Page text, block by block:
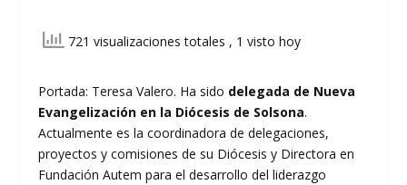
721 visualizaciones totales , 1 visto hoy
Portada: Teresa Valero. Ha sido delegada de Nueva
Evangelización en la Diócesis de Solsona.
Actualmente es la coordinadora de delegaciones,
proyectos y comisiones de su Diócesis y Directora en
Fundación Autem para el desarrollo del liderazgo